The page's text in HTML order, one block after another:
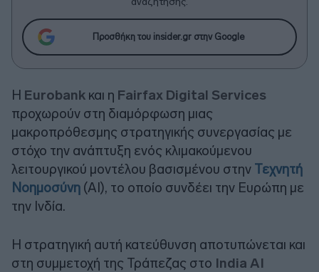
Προσθήκη του insider.gr στην Google
Η Eurobank και η Fairfax Digital Services
προχωρούν στη διαμόρφωση μιας
μακροπρόθεσμης στρατηγικής συνεργασίας με
στόχο την ανάπτυξη ενός κλιμακούμενου
λειτουργικού μοντέλου βασισμένου στην Τεχνητή
Νοημοσύνη (AI), το οποίο συνδέει την Ευρώπη με
την Ινδία.
Η στρατηγική αυτή κατεύθυνση αποτυπώνεται και
στη συμμετοχή της Τράπεζας στο India AI